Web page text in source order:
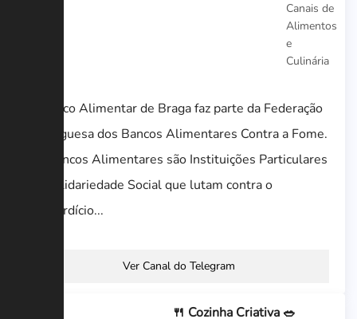
Canais de
Alimentos
e
Culinária
O Banco Alimentar de Braga faz parte da Federação
Portuguesa dos Bancos Alimentares Contra a Fome.
Os Bancos Alimentares são Instituições Particulares
de Solidariedade Social que lutam contra o
desperdício...
Ver Canal do Telegram
🍴 Cozinha Criativa 🥗